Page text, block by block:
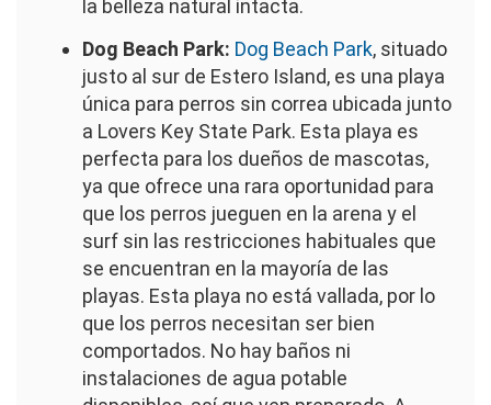
la belleza natural intacta.
Dog Beach Park: Dog Beach Park, situado
justo al sur de Estero Island, es una playa
única para perros sin correa ubicada junto
a Lovers Key State Park. Esta playa es
perfecta para los dueños de mascotas,
ya que ofrece una rara oportunidad para
que los perros jueguen en la arena y el
surf sin las restricciones habituales que
se encuentran en la mayoría de las
playas. Esta playa no está vallada, por lo
que los perros necesitan ser bien
comportados. No hay baños ni
instalaciones de agua potable